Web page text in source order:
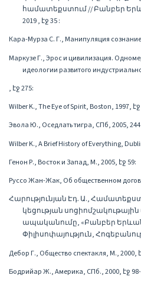
համատեքստում // Բանբեր
2019 , էջ 35 :
Кара-Мурза С. Г., Манипуляция
Маркузе Г., Эрос и цивилизация.
идеологии развитого
, էջ 275:
Wilber K., The Eye of Spirit, Boston, 1997, էջ
Эвола Ю., Оседлать тигра, СПб, 2005, 244
Wilber K., A Brief History of Everything,
Генон Р., Восток и Запад, М., 2005, էջ 59:
Руссо Жан-Жак, Об общественном
Հարությունյան Էդ. Ա.,
կեցության
ապականումը, «Բանբեր
Փիլիսոփայություն,
Дебор Г., Общество спектакля, М., 2000,
Бодрийар Ж., Америка, СПб., 2000, էջ